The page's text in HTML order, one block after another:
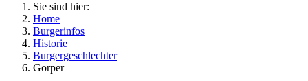
Sie sind hier:
Home
Burgerinfos
Historie
Burgergeschlechter
Gorper